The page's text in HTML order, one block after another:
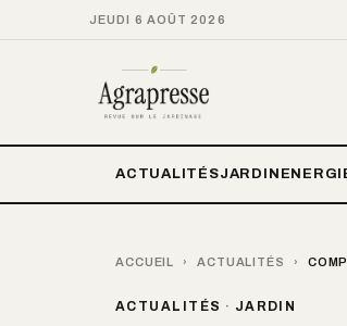
JEUDI 6 AOÛT 2026
ACTUALITÉSJARDIN
ACCUEIL › ACTUALITÉS ›
ACTUALITÉS · JARDIN